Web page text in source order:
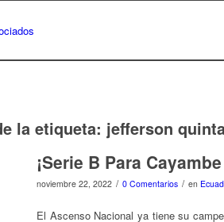
la etiqueta: jefferson
¡Serie B Para
noviembre 22, 2022 / 0 Comentarios / en
El Ascenso Nacional ya tiene su